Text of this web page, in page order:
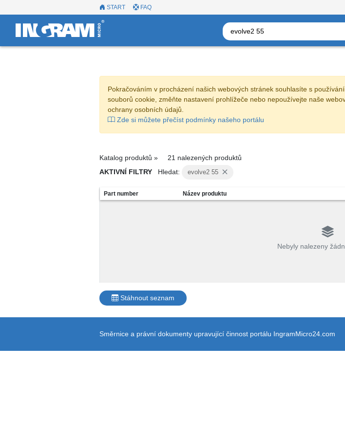
START FAQ
Pokračováním v procházení našich webových stránek souhlasíte s
souborů cookie, změňte nastavení prohlížeče nebo nepoužívejte naše
ochrany osobních údajů.
Zde si můžete přečíst podmínky našeho portálu
Katalog produktů »
21 nalezených produktů
AKTIVNÍ FILTRY
Hledat: evolve2 55
Part number Název produktu
Nebyly nalezeny
Stáhnout seznam
Směrnice a právní dokumenty upravující činnost portálu IngramMicro24.com